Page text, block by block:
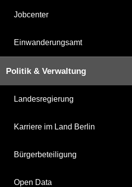
Jobcenter
Einwanderungsamt
Politik & Verwaltung
Landesregierung
Karriere im Land Berlin
Bürgerbeteiligung
Open Data